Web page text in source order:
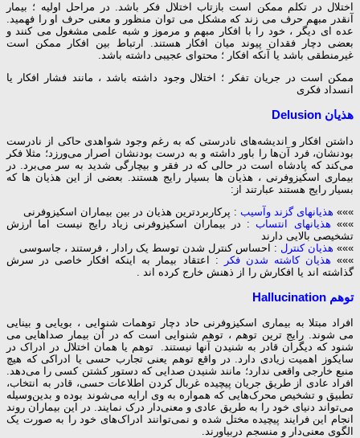
اختلال در تکلم ممکن است بازتاب اختلال فکر باشد. در مراحل اولیه ؛ بیمار
آنقدر مبهم حرف می زند که مشکل می توان منظور و معنی حرف او را فهمید.
عده ای دیگر ، خود را با افکار مبهم و مرموز و شبه علمی مشغول می کنند و
بعضی دچار فقدان پیوند میان افکار هستند. ارتباط بین افکار ممکن است
غیرمنطقی باشد یا آنکه افکار ؛ محتوای عجیبی داشته باشد.
ممکن است در جریان تفکر ؛ اختلال وجود داشته باشد ، مانند فشار افکار یا
انسداد فکری
هذیان Delusion
داشتن افکار و اندیشه‌های نادرستی که به رغم وجود شواهدی حاکی از نادرست
بودنشان، فرد آن‌ها را باور داشته و به درست بودنشان اصرار می‌ورزد؛ مثلا فکر
می‌کند که پادشاه است در حالی که در فقر و بیچارگی شدید به سر می‌برد. در
بیماری اسکیزوفرنی ، هذیان ها بسیار رایج هستند. بعضی از این هذیان ها که
بسیار رایج هستند عبارتند از:
»»» هذیانهای گزند وآسیب : پرکاربردترین هذیان در بین بیماران اسکیزوفرنی
»»» هذیانهای انتساب: در بیماران اسکیزوفرنی زیاد رایج نیست اما ارزش
تشخیصی بالایی دارند
»»» هذیان کنترل : احساس کنترل شدن توسط یک رادار ، فرستند ، جاسوسی
»»» هذیان کاشته شدن فکر
: اعتقاد بیمار به اینکه افکار خاصی در سرش
گذاشته اند یا افکارش را از ذهنش خارج کرده اند .
توهم Hallucination
افراد مبتلا به بیماری اسکیزوفرنی حاد دچار توهمات شنوایی ، بویایی و بینایی
می شوند. رایج ترین توهم ، توهم شنوایی است که در آن بیمار صداهایی می
شنود که دیگران قادر به شنیدن آنها نیستند. توهم یا همان اختلال در ادراک در
سایکوز اهمیت زیادی دارد. در واقع توهم یعنی تجارب حسی یا ادراکی که هیچ
منبع خارجی واقعی ندارد؛ مانند شنیدن صدایی که دستور کشتن کسی را می‌دهد.
افراد عادی از طریق جریان پیچیده غربال کردن اطلاعات حسی، قادر به انتخاب،
تطبیق و تشخیص محرک‌هایی که همواره به وی ارایه می‌شوند بوده و بدین‌وسیله
می‌تواند دنیای خود را به طریق عادی و معنی‌دار درک نمایند. در این بیماران روند
انجام این فرایند پیچیده مختل شده و نمی‌توانند ادراک‌های خود را به صورت یک
الگوی معنی‌دار و منسجم دربیاورند.